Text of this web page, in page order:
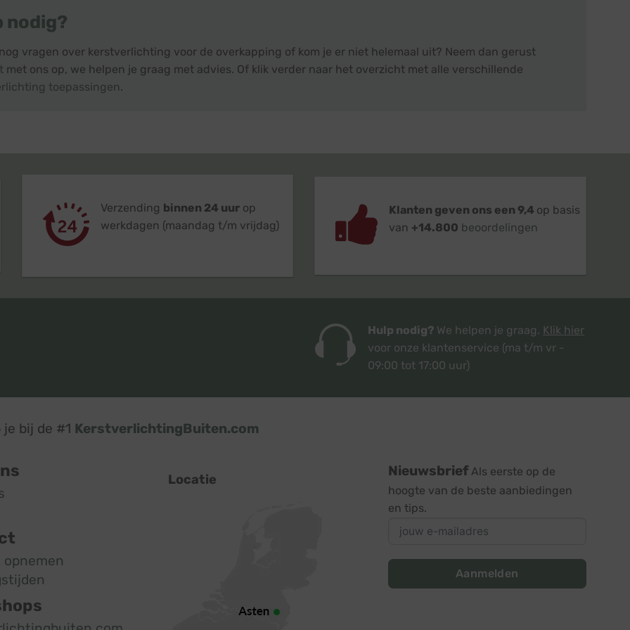
nodig?
vragen over kerstverlichting voor de overkapping of kom je er niet helemaal uit? Neem dan gerust
met ons op, we helpen je graag met advies. Of klik verder naar het overzicht met alle verschillende
toepassingen.
Verzending binnen 24 uurop
werkdagen (maandag t/m vrijdag)
Klanten geven ons een 9,4 op basis
van +14.800 beoordelingen
Hulp nodig? We helpen je graag. Klik hier
voor onze klantenservice (ma t/m vr -
09:00 tot 17:00 uur)
je bij de #1 KerstverlichtingBuiten.com
Locatie
Nieuwsbrief Als eerste op de
hoogte van de beste aanbiedingen
en tips.
Aanmelden